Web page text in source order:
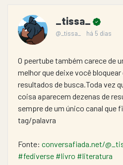
_tissa_
@_tissa_ há 5 dias
O peertube também carece de
melhor que deixe você
resultados de busca.Toda vez
coisa aparecem dezenas de
sempre de um único canal que
tag/palavra
Fonte: conversafiada.net/
#fediverse #livro #literatura